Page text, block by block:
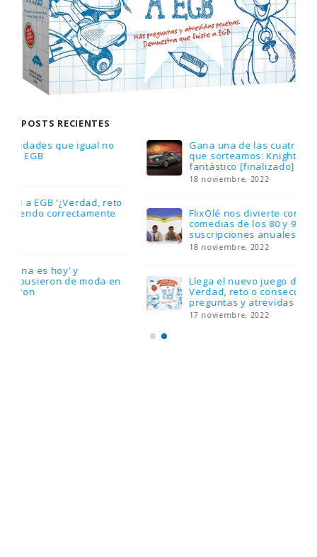
POSTS RECIENTES
Gana una de las cuatro unidades de PLAYMOBIL
que sorteamos: Knight Rider – El coche
fantástico [finalizado]
FlixOlé nos divierte con su colección de
comedias de los 80 y 90 y regalamos tres
suscripciones anuales
Llega el nuevo juego de mesa Yo Fui a EGB:
Verdad, reto o consecuencia, con más
preguntas y atrevidas pruebas